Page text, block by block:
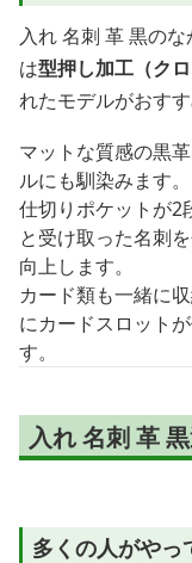
入れ 名刺 革 黒の
は型押し加工（ク
れたモデルがおすす
マットな質感の黒
ルにも馴染みます。
仕切りポケットが2
と受け取った名刺
向上します。
カード類も一緒に
にカードスロット
す。
入れ 名刺 革
多くの人がやっ